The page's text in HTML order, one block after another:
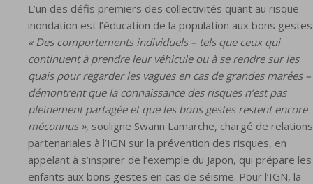
L’un des défis premiers des collectivités quant au risque
inondation est l’éducation de la population aux bons
« Des comportements individuels – tels que ceux qui
continuent à prendre leur véhicule ou à se rendre sur les
quais pour regarder les vagues en cas de grandes marées –
démontrent que la connaissance des risques n’est pas
pleinement partagée et que les bons gestes restent encore
méconnus », souligne Swann Lamarche, chargé de relations
partenariales à l’IGN sur la prévention des risques, en
appelant à s’inspirer de l’exemple du Japon, qui prépare les
enfants aux bons gestes en cas de séisme. Pour l’IGN, la